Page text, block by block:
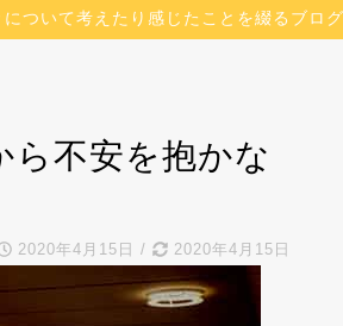
ついて考えたり感じたことを綴るブログ
ら不安を抱かな
2020年4月15日 / 2020年4月15日